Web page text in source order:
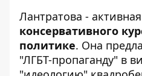
Лантратова -
консервативного
политике. Она
"ЛГБТ-пропаганду" в